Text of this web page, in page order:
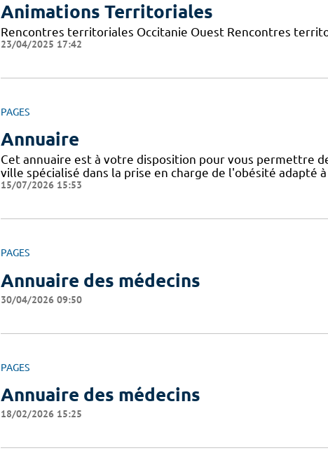
Animations Territoriales
Rencontres territoriales Occitanie Ouest Rencontres
23/04/2025 17:42
PAGES
Annuaire
Cet annuaire est à votre disposition pour vous permettre
ville spécialisé dans la prise en charge de l'obésité adapté
15/07/2026 15:53
PAGES
Annuaire des médecins
30/04/2026 09:50
PAGES
Annuaire des médecins
18/02/2026 15:25